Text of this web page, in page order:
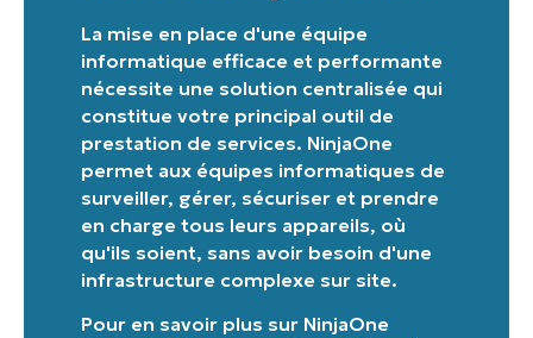
La mise en place d'une équipe
informatique efficace et performante
nécessite une solution centralisée qui
constitue votre principal outil de
prestation de services. NinjaOne
permet aux équipes informatiques de
surveiller, gérer, sécuriser et prendre
en charge tous leurs appareils, où
qu'ils soient, sans avoir besoin d'une
infrastructure complexe sur site.
Pour en savoir plus sur NinjaOne